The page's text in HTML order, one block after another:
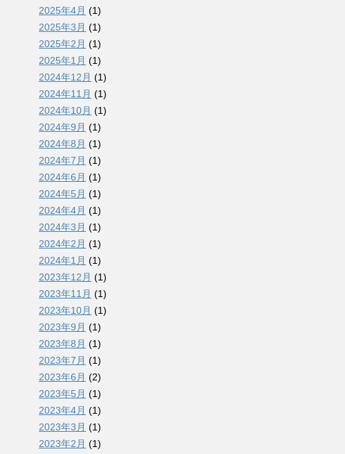
2025年4月 (1)
2025年3月 (1)
2025年2月 (1)
2025年1月 (1)
2024年12月 (1)
2024年11月 (1)
2024年10月 (1)
2024年9月 (1)
2024年8月 (1)
2024年7月 (1)
2024年6月 (1)
2024年5月 (1)
2024年4月 (1)
2024年3月 (1)
2024年2月 (1)
2024年1月 (1)
2023年12月 (1)
2023年11月 (1)
2023年10月 (1)
2023年9月 (1)
2023年8月 (1)
2023年7月 (1)
2023年6月 (2)
2023年5月 (1)
2023年4月 (1)
2023年3月 (1)
2023年2月 (1)